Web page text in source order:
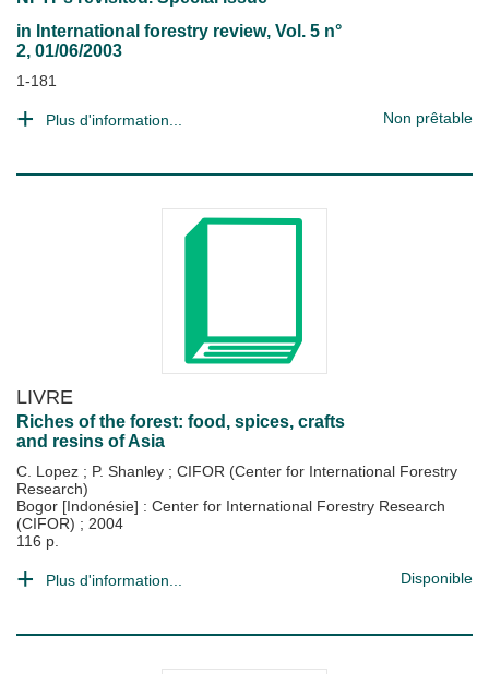
in International forestry review, Vol. 5 n°
2, 01/06/2003
1-181
Plus d'information... Non prêtable
LIVRE
Riches of the forest: food, spices, crafts
and resins of Asia
C. Lopez ; P. Shanley ; CIFOR (Center for International Forestry
Research)
Bogor [Indonésie] : Center for International Forestry Research
(CIFOR) ; 2004
116 p.
Plus d'information... Disponible